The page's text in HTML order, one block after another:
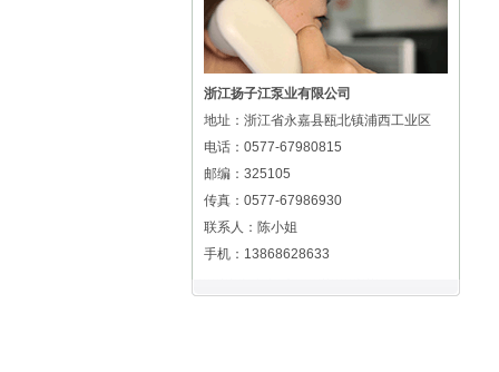
浙江扬子江泵业有限公司
地址：浙江省永嘉县瓯北镇浦西工业区
电话：0577-67980815
邮编：325105
传真：0577-67986930
联系人：陈小姐
手机：13868628633